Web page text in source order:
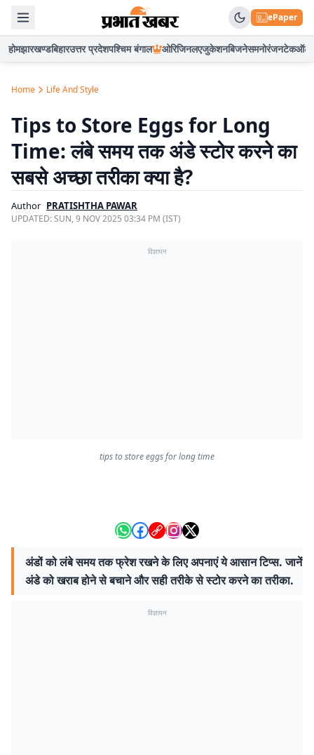
ePaper
होमझारखण्डबिहारउत्तर प्रदेशपश्चिम बंगाल ओरिजिनलएजुकेशनबिजनेसमनोरंजनटेकऑटो
Home Life And Style
Tips to Store Eggs for Long
Time: लंबे समय तक अंडे स्टोर करने का
सबसे अच्छा तरीका क्या है?
Author PRATISHTHA PAWAR
UPDATED:SUN, 9 NOV 2025 03:34 PM (IST)
विज्ञापन
tips to store eggs for long time
अंडों को लंबे समय तक फ्रेश रखने के लिए अपनाएं ये आसान टिप्स. जानें
अंडे को खराब होने से बचाने और सही तरीके से स्टोर करने का तरीका.
विज्ञापन